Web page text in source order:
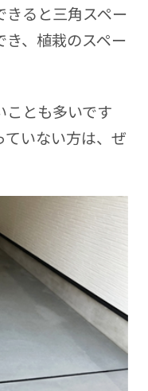
ると三角スペー
、植栽のスペー
とも多いです
いない方は、ぜ